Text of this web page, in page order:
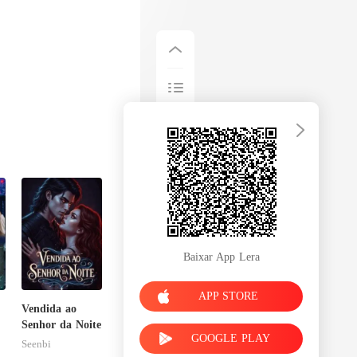
Vendida ao
Senhor da Noite
Seenbi
Baixar App Lera
APP STORE
GOOGLE PLAY